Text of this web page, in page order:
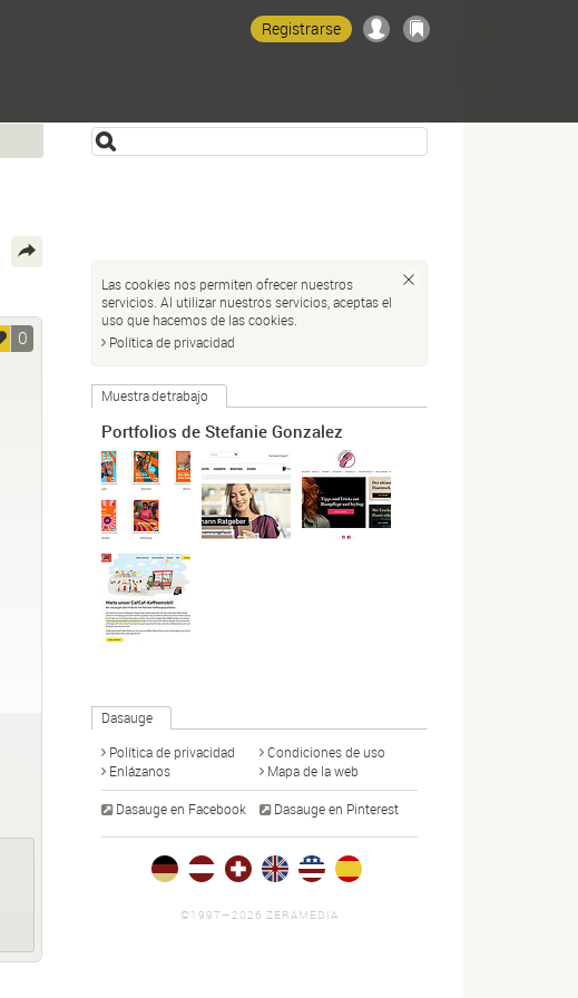
Registrarse
0
Las cookies nos permiten ofrecer nuestros
servicios. Al utilizar nuestros servicios, aceptas el
uso que hacemos de las cookies.
Política de privacidad
Muestra de trabajo
Portfolios de Stefanie Gonzalez
Dasauge
Política de privacidad
Condiciones de uso
Enlázanos
Mapa de la web
Dasauge en Facebook Dasauge en Pinterest
©1997—2026 ZERAMEDIA